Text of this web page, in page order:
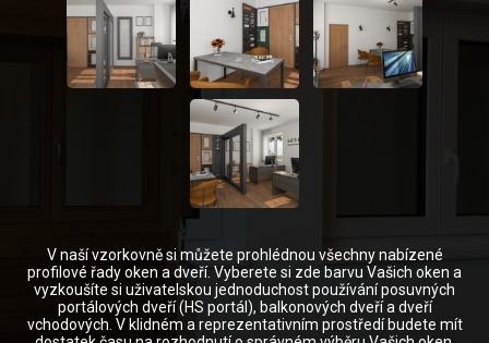
V naší vzorkovně si můžete prohlédnou všechny nabízené
profilové řady oken a dveří. Vyberete si zde barvu Vašich oken a
vyzkoušíte si uživatelskou jednoduchost používání posuvných
portálových dveří (HS portál), balkonových dveří a dveří
vchodových. V klidném a reprezentativním prostředí budete mít